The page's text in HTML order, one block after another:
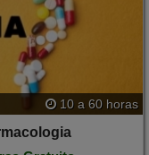
10 a 60 horas